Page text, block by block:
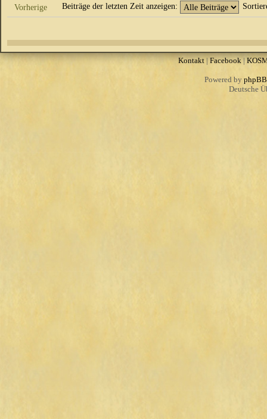
Vorherige Beiträge der letzten Zeit anzeigen:
Kontakt|Facebook|
Powered by phpBB
Deutsche